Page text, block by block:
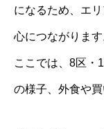
になるため、エ
心につながります
ここでは、8区・
の様子、外食や